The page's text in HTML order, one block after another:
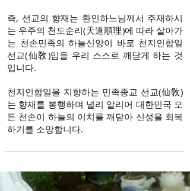
즉, 선교의 향재는 환인하느님께서 주재하시
는 우주의 천도순리(天道順理)에 따라 살아가
는 천손민족의 하늘신앙이 바로 천지인합일
선교(仙敎)임을 우리 스스로 깨닫게 하는 것
입니다.
천지인합일을 지향하는 민족종교 선교(仙敎)
는 향재를 봉행하며 널리 알리어 대한민국 모
든 천손이 하늘의 이치를 깨닫아 신성을 회복
하기를 소망합니다.